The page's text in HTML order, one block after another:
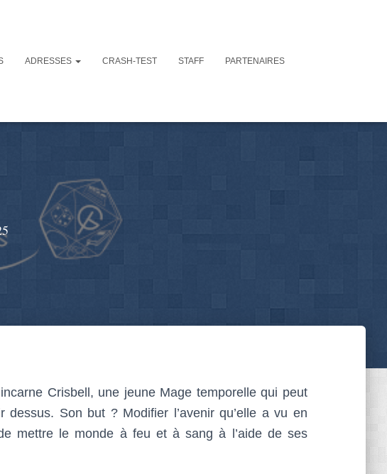
ADRESSES CRASH-TEST STAFF PARTENAIRES
Crisbell, une jeune Mage temporelle qui peut
dessus. Son but ? Modifier l’avenir qu’elle a vu en
mettre le monde à feu et à sang à l’aide de ses